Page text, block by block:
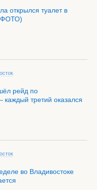
открылся туалет в
рейд по
третий оказался
во Владивостоке